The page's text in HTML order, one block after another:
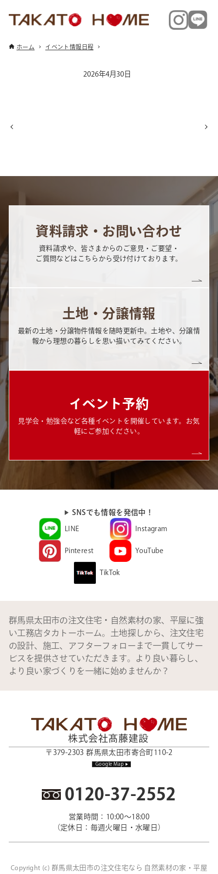
ホーム イベント情報日程
2026年4月30日
資料請求・お問い合わせ
資料請求や、皆さまからのご意見・ご要望・
ご質問などはこちらから受け付けております。
土地・分譲情報
最新の土地・分譲物件情報を随時更新中。土地や、分譲情
報から理想の暮らしを思い描いてみてください。
イベント予約
見学会・勉強会など各種イベントを開催しています。お気
軽にご参加ください。
SNSでも情報を発信中！
LINE Instagram
Pinterest YouTube
TikTok
群馬県太田市の注文住宅・自然素材の家、平屋に強
い工務店タカトーホーム。土地探しから、注文住宅
の設計、施工、アフターフォローまで一貫してサー
ビスを提供させていただきます。より良い暮らし、
より良い家づくりを一緒に始めませんか？
〒379-2303 群馬県太田市寄合町110-2
Google Map
0120-37-2552
営業時間：10:00～18:00
（定休日：毎週火曜日・水曜日）
Copyright (c) 群馬県太田市の注文住宅なら 自然素材の家・平屋